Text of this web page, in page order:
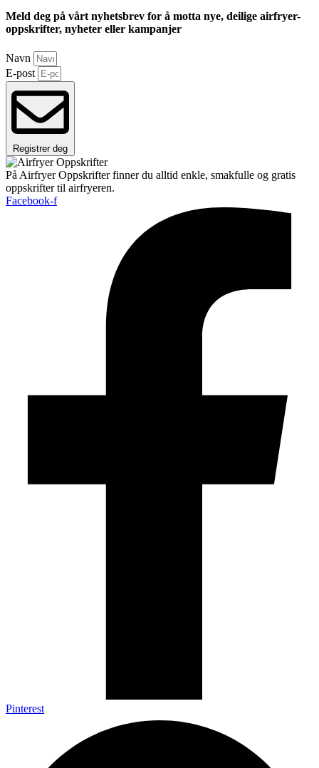
Meld deg på vårt nyhetsbrev for å motta nye, deilige airfryer-
oppskrifter, nyheter eller kampanjer
Navn
E-post
Registrer deg
På Airfryer Oppskrifter finner du alltid enkle, smakfulle og gratis
oppskrifter til airfryeren.
Facebook-f
Pinterest